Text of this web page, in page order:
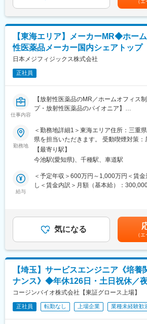
変更の範囲：会社の定める業務
が最大の魅力であり、医療現場経験のあ
直帰も可能。
※医療機器の知識・営業経験は入社後に
安心ください。
■研修体制：
入社時研修＋配属後のOJTで、未経験か
る環境です。
業界未経験者や元医療従事者の入社実績
キルアップ研修も豊富。着実に営業と
す。
■働きやすさ：
・残業月平均20h程度
・土日祝休み／年間休日124日(2025年度
・緊急対応は基本なし
・住宅手当・扶養手当あり
・産休育休：女性取得率100%、男性も
たい」という想いから、70年前に国内初
発。
看護師が時間をかけて作らなければなら
新し、日本の骨折治療にイノベーション
その“現場に寄り添う精神”は今も変わら
さんへの真摯な姿勢が根付いた会社です
変更の範囲：会社の定める業務
月）■賞与：年2回（3月・9月／※過去実
までも目安の金額であり、選考を通じて
す。月給(月額)は固定手当を含めた表記
【東海エリア】メーカーMR◆ホー
性医薬品メーカー国内シェアトップ
日本メジフィジックス株式会社
正社員
仕事内容
【放射性医薬品のMR／ホームオフィス
プ・放射性医薬品のパイオニア】
【はじめに】
今回は、放射性医薬品（診断薬）のMR
査やPET検査を中心とした核医学と呼ば
「放射性医薬品」の情報提供を行います。
【魅力ポイント】
■やりがい：
■PET検査：
PET検査は、現在注目されている、がん
の治療が益々重要視されている中で高い
■事業：
主な事業分野であるSPECT・PETと呼ば
内の微妙な変化をとらえて画像化する「
う技術であり、医療課題の克服に幅広く
あります。特にPET検査はがん診療にな
勤務地
＜勤務地詳細1＞東海エリア住所：三重
県を担当いただきます。 受動喫煙対策
細2＞名古屋支店住所：愛知県名古屋市
（ＮＴＰプラザ千種内山5階）勤務地最
める事業所（リモートワーク含む）
【最寄り駅】
今池駅(愛知県)、千種駅、車道駅
給与
＜予定年収＞600万円～1,000万円＜賃
し＜賃金内訳＞月額（基本給）：
月、12月）■業績賞与：年1回（3月）※
ーゲット100％達成の場合支給■昇給：年
は、別途深夜手当支給賃金はあくまでも
を通じて上下する可能性があります。月
た表記です。
気になる
（
【埼玉】サービスエンジニア《培養
ナンス》◆年休126日・土日祝休／
コージンバイオ株式会社【東証グロース上場】
正社員 転勤なし 上場企業 業種未経験歓